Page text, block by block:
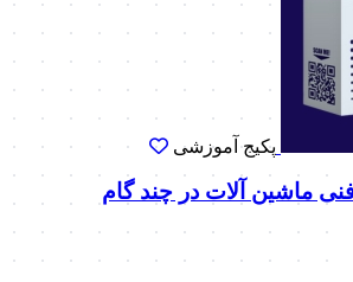
پکیج آموزشی
ماشین آلات در چند گام